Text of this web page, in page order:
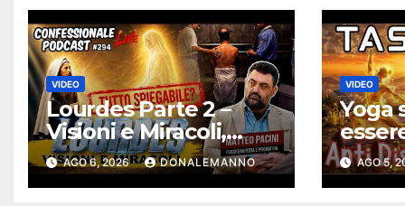
VIDEO
Lourdes Parte 2 –
Visioni e Miracoli,
tutto spiegabile? |
Debunking |
AGO 6, 2026 DONALEMANNO
VIDEO
Yoga
solari
AGO 5,